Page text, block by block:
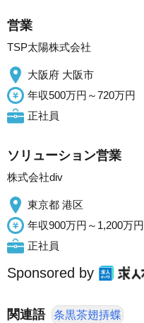
営業
TSP太陽株式会社
大阪府 大阪市
年収500万円～720万円
正社員
ソリューション営業
株式会社div
東京都 港区
年収900万円～1,200万円
正社員
Sponsored by
関連語 条黒茶翅挵蝶